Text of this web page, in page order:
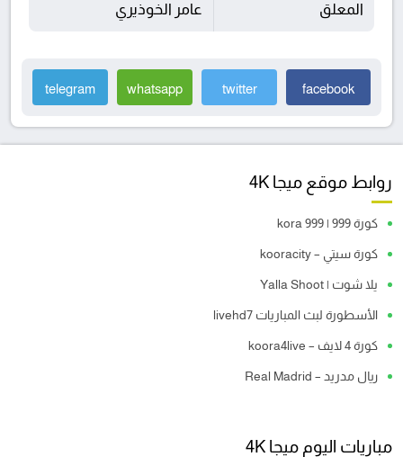
المعلق عامر الخوذيري
facebook
twitter
whatsapp
telegram
روابط موقع ميجا 4K
كورة 999 | kora 999
كورة سيتي – kooracity
يلا شوت | Yalla Shoot
الأسطورة لبث المباريات livehd7
كورة 4 لايف – koora4live
ريال مدريد – Real Madrid
مباريات اليوم ميجا 4K